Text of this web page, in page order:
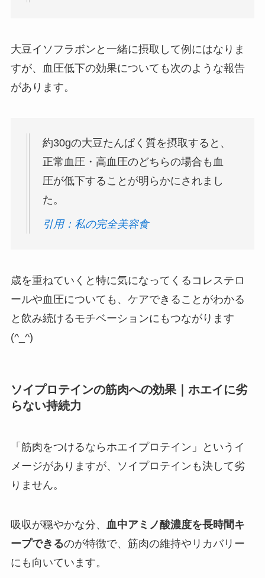
大豆イソフラボンと一緒に摂取して例にはなりま
すが、血圧低下の効果についても次のような報告
があります。
約30gの大豆たんぱく質を摂取すると、
正常血圧・高血圧のどちらの場合も血
圧が低下することが明らかにされまし
た。
引用：私の完全美容食
歳を重ねていくと特に気になってくるコレステロ
ールや血圧についても、ケアできることがわかる
と飲み続けるモチベーションにもつながります
(^_^)
ソイプロテインの筋肉への効果｜ホエイに劣
らない持続力
「筋肉をつけるならホエイプロテイン」というイ
メージがありますが、ソイプロテインも決して劣
りません。
吸収が穏やかな分、 血中アミノ酸濃度を長時間キ
ープできるのが特徴で、筋肉の維持やリカバリー
にも向いています。